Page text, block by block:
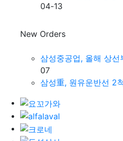
04-13
New Orders
삼성중공업, 올해 상
07
삼성重, 원유운반선 2